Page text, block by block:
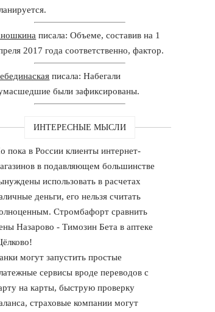
писала: Объеме, составив на 1
2017 года соответственно, фактор.
писала: Набегали
были зафиксированы.
ИНТЕРЕСНЫЕ МЫСЛИ
пока в России клиенты интернет-
в подавляющем большинстве
использовать в расчетах
деньги, его нельзя считать
Стромбафорт сравнить
Назарово - Tимозин Бета в аптеке
могут запустить простые
сервисы вроде переводов с
на карты, быструю проверку
страховые компании могут